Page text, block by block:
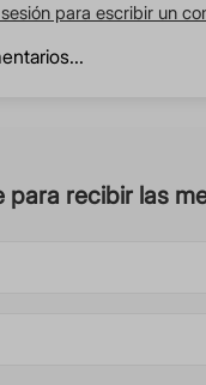
para escribir un
para recibir las